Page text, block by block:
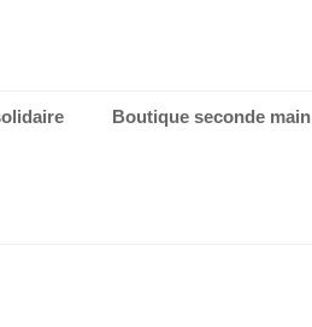
Boutique seconde main